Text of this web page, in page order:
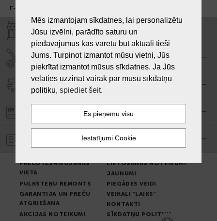
E-pasts:
VEIKALI "LAIKS"
SERVISA CENTRS "LAIKS"
PASŪTĪJUMA APMAKSA
GARANTIJA
PREČU IZSNIEGŠANAS
VIETA
LIETOŠANAS NOTEIKUMI
JAUNUMI
PULKSTEŅU REMONTS
PIEGĀDES VEIDI
GARANTIJA UN PREČU
ATGRIEŠANA
VEIKALI "LAIKS"
KONTAKTI
AKCIJAS NOTEIKUMI
SĪKDATŅU POLITIKA
Mēs izmantojam sīkdatnes, lai personalizētu
Jūsu izvēlni, parādīto saturu un
piedāvājumus kas varētu būt aktuāli tieši
Jums. Turpinot izmantot mūsu vietni, Jūs
piekrītat izmantot mūsus sīkdatnes. Ja Jūs
vēlaties uzzināt vairāk par mūsu sīkdatņu
politiku, spiediet šeit.